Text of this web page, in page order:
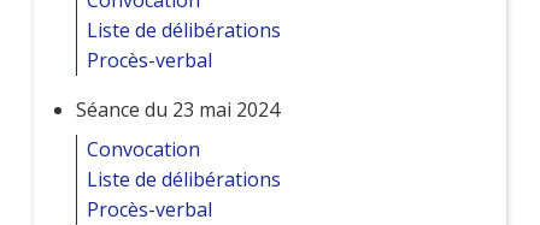
Liste de délibérations
Procès-verbal
Séance du 23 mai 2024
Convocation
Liste de délibérations
Procès-verbal